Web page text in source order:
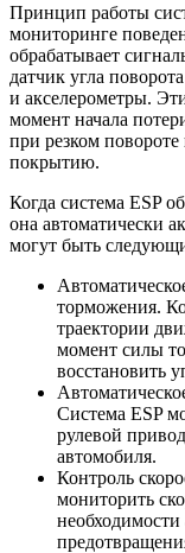
Принцип работы
мониторинге
обрабатывает
датчик угла
и акселерометры.
момент начала
при резком
покрытию.
Когда система ESP
она автоматически
могут быть
торможения.
траектории
момент силы
восстановить
Система ESP
рулевой
автомобиля.
Контроль
мониторить
необходимости